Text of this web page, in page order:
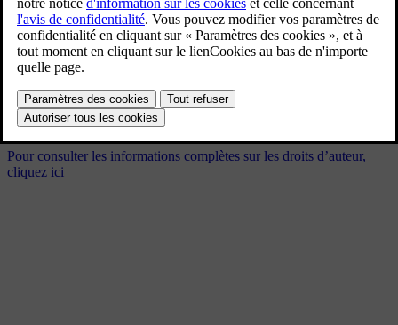
8/26/2024
Signet
Partager
Télécharger
Volvo Cars transactions w34 2024
Pour consulter les informations complètes sur les droits d’auteur,
cliquez ici